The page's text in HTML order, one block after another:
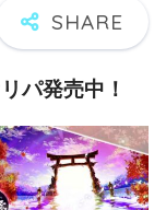
パ発売中！